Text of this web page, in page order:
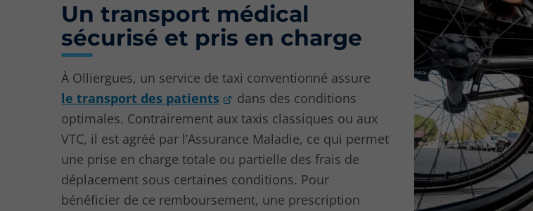
Un transport médical
sécurisé et pris en charge
À Olliergues, un service de taxi conventionné assure
le transport des patients
dans des conditions
optimales. Contrairement aux taxis classiques ou aux
VTC, il est agréé par l’Assurance Maladie, ce qui permet
une prise en charge totale ou partielle des frais de
déplacement sous certaines conditions. Pour
bénéficier de ce remboursement, une prescription